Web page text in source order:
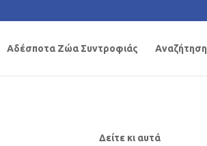
Αδέσποτα Ζώα Συντροφιάς Αναζήτηση
Δείτε κι αυτά